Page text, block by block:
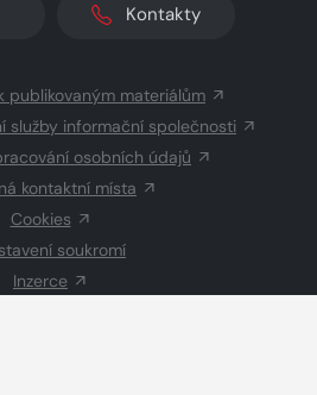
Kontakty
publikovaným materiálům
služby informační společnosti
osobních údajů
kontaktní místa
Cookies
soukromí
Inzerce